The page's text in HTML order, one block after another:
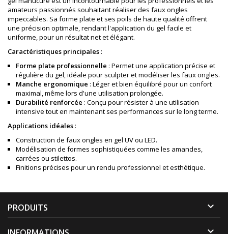
amateurs passionnés souhaitant réaliser des faux ongles
impeccables. Sa forme plate et ses poils de haute qualité offrent
une précision optimale, rendant l'application du gel facile et
uniforme, pour un résultat net et élégant.
Caractéristiques principales :
Forme plate professionnelle : Permet une application précise et
régulière du gel, idéale pour sculpter et modéliser les faux ongles.
Manche ergonomique : Léger et bien équilibré pour un confort
maximal, même lors d'une utilisation prolongée.
Durabilité renforcée : Conçu pour résister à une utilisation
intensive tout en maintenant ses performances sur le long terme.
Applications idéales :
Construction de faux ongles en gel UV ou LED.
Modélisation de formes sophistiquées comme les amandes,
carrées ou stilettos.
Finitions précises pour un rendu professionnel et esthétique.
PRODUITS 
